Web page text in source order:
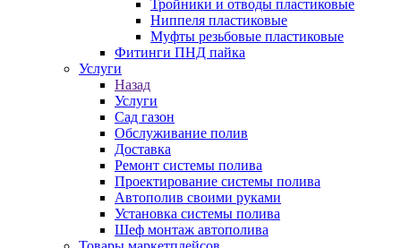
Тройники и отводы пластиковые
Ниппеля пластиковые
Муфты резьбовые пластиковые
Фитинги ПНД пайка
Услуги
Назад
Услуги
Сад газон
Обслуживание полив
Доставка
Ремонт системы полива
Проектирование системы полива
Автополив своими руками
Установка системы полива
Шеф монтаж автополива